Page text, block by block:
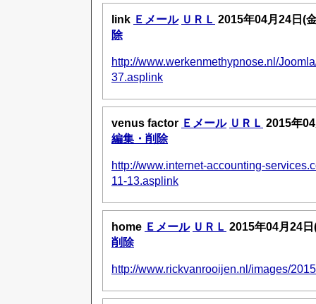
link Ｅメール ＵＲＬ 2015年04月24日(
除
http://www.werkenmethypnose.nl/
37.asplink
venus factor Ｅメール ＵＲＬ 2015年
編集・削除
http://www.internet-accounting-
11-13.asplink
home Ｅメール ＵＲＬ 2015年04月24
削除
http://www.rickvanrooijen.nl/images/